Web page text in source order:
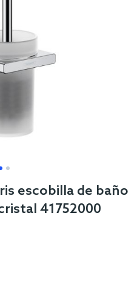
escobilla de baño
41752000